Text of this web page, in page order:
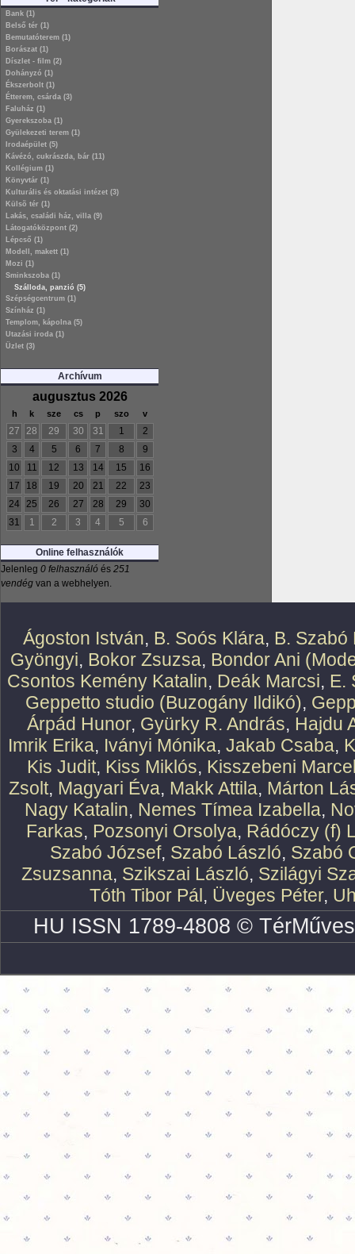
Bank (1)
Belső tér (1)
Bemutatóterem (1)
Borászat (1)
Díszlet - film (2)
Dohányzó (1)
Ékszerbolt (1)
Étterem, csárda (3)
Faluház (1)
Gyerekszoba (1)
Gyülekezeti terem (1)
Irodaépület (5)
Kávézó, cukrászda, bár (11)
Kollégium (1)
Könyvtár (1)
Kulturális és oktatási intézet (3)
Külsõ tér (1)
Lakás, családi ház, villa (9)
Látogatóközpont (2)
Lépcső (1)
Modell, makett (1)
Mozi (1)
Sminkszoba (1)
Szálloda, panzió (5)
Szépségcentrum (1)
Színház (1)
Templom, kápolna (5)
Utazási iroda (1)
Üzlet (3)
Archívum
augusztus 2026
h k sze cs p szo v
27 28 29 30 31 1
2
3
4 5 6 7 8
9
10
11 12 13 14 15
16
17
18 19 20 21 22
23
24
25 26 27 28 29
30
31
1 2 3 4 5 6
Online felhasználók
Jelenleg 0 felhasználó és 251
vendég van a webhelyen.
Ágoston István, B. Soós Klára, B. Szabó
Gyöngyi, Bokor Zsuzsa, Bondor Ani
Csontos Kemény Katalin, Deák Marcsi, E.
Geppetto studio (Buzogány Ildikó),
Árpád Hunor, Gyürky R. András, Hajdu
Imrik Erika, Iványi Mónika, Jakab Csaba,
Kis Judit, Kiss Miklós, Kisszebeni
Zsolt, Magyari Éva, Makk Attila, Márton
Nagy Katalin, Nemes Tímea Izabella,
Farkas, Pozsonyi Orsolya, Rádóczy (f)
Szabó József, Szabó László, Szabó
Zsuzsanna, Szikszai László, Szilágyi
Tóth Tibor Pál, Üveges Péter,
HU ISSN 1789-4808 ©